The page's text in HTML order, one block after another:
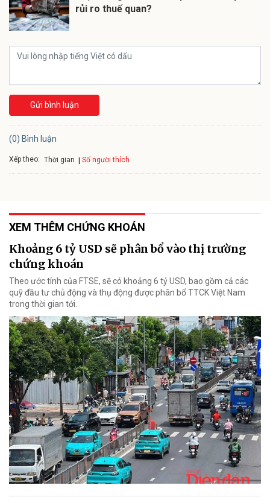
rủi ro thuế quan?
Gửi bình luận
(0) Bình luận
Xếp theo: Thời gian Số người thích
XEM THÊM CHỨNG KHOÁN
Khoảng 6 tỷ USD sẽ phân bổ vào thị trường
chứng khoán
Theo ước tính của FTSE, sẽ có khoảng 6 tỷ USD, bao gồm cả các
quỹ đầu tư chủ động và thụ động được phân bổ TTCK Việt Nam
trong thời gian tới.